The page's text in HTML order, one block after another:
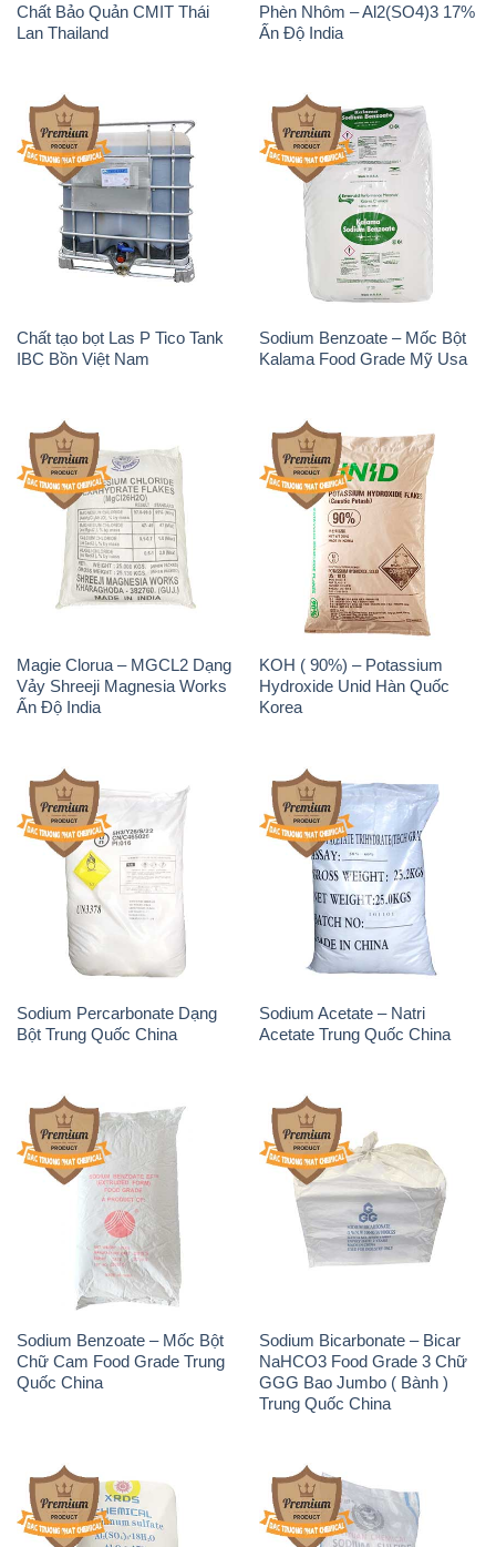
Chất Bảo Quản CMIT Thái
Lan Thailand
Phèn Nhôm – Al2(SO4)3 17%
Ấn Độ India
Chất tạo bọt Las P Tico Tank
IBC Bồn Việt Nam
Sodium Benzoate – Mốc Bột
Kalama Food Grade Mỹ Usa
Magie Clorua – MGCL2 Dạng
Vảy Shreeji Magnesia Works
Ấn Độ India
KOH ( 90%) – Potassium
Hydroxide Unid Hàn Quốc
Korea
Sodium Percarbonate Dạng
Bột Trung Quốc China
Sodium Acetate – Natri
Acetate Trung Quốc China
Sodium Benzoate – Mốc Bột
Chữ Cam Food Grade Trung
Quốc China
Sodium Bicarbonate – Bicar
NaHCO3 Food Grade 3 Chữ
GGG Bao Jumbo ( Bành )
Trung Quốc China